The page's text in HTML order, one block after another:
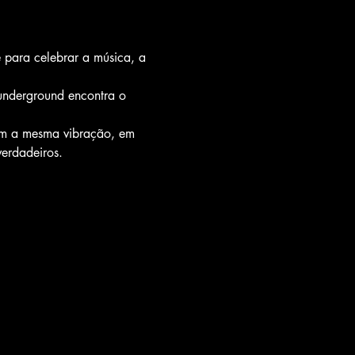
para celebrar a música, a
encontra o
a mesma vibração, em